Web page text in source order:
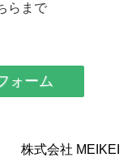
らまで
ォーム
株式会社 MEIKEI